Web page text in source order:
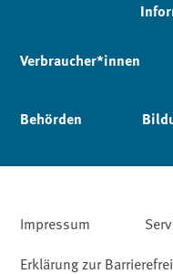
Verbraucher*innen
Behörden
Impressum
Erklärung zur